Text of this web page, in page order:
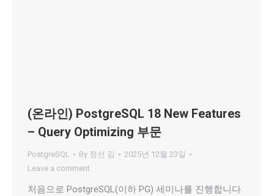
(온라인) PostgreSQL 18 New Features
– Query Optimizing 부문
PostgreSQL By 정선 김
2025년 12월 23일
Leave a comment
처음으로 PostgreSQL(이하 PG) 세미나를 진행합니다.